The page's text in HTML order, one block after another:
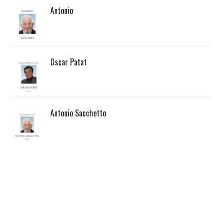
Antonio
Oscar Patat
Antonio Sacchetto